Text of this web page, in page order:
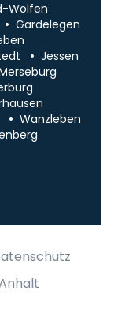
Wolfen
Gardelegen
Jessen
Wanzleben